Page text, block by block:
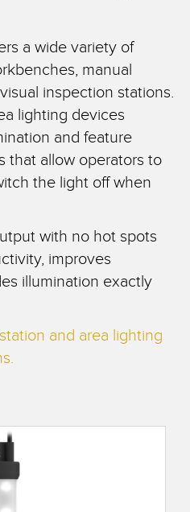
(OEE)
모니터링
a wide variety of
manual
inspection stations.
lighting devices
and feature
that allow operators to
the light off when
with no hot spots
improves
illumination exactly
and area lighting